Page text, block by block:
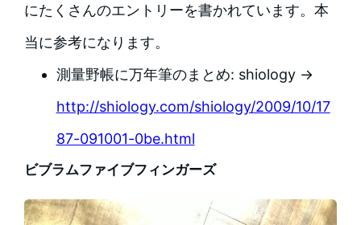
にたくさんのエントリーを書かれています。本
当に参考になります。
測量野帳に万年筆のまとめ: shiology →
http://shiology.com/shiology/2009/10/17
87-091001-0be.html
ビブラムファイブフィンガーズ